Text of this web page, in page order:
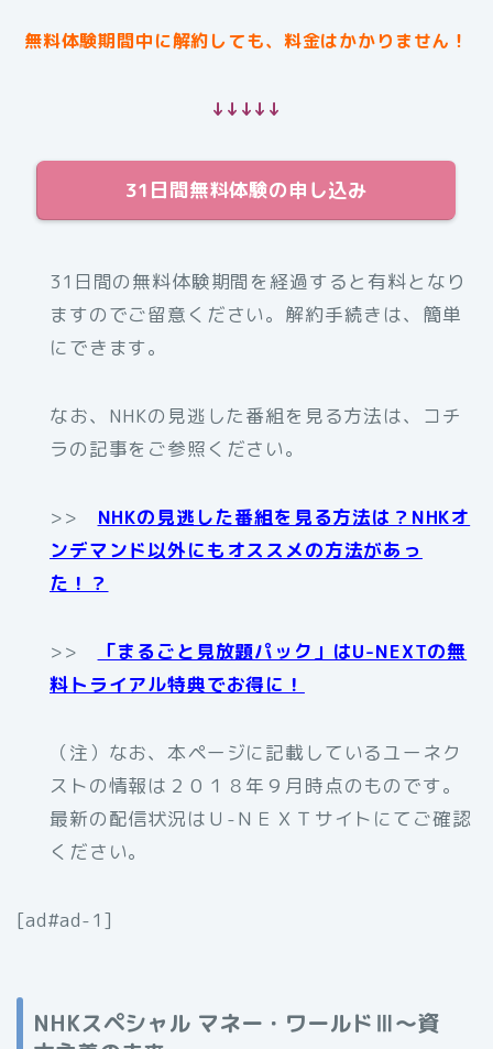
無料体験期間中に解約しても、料金はかかりません！
↓↓↓↓↓
31日間無料体験の申し込み
31日間の無料体験期間を経過すると有料となり
ますのでご留意ください。解約手続きは、簡単
にできます。
なお、NHKの見逃した番組を見る方法は、コチ
ラの記事をご参照ください。
>> NHKの見逃した番組を見る方法は？NHKオ
ンデマンド以外にもオススメの方法があっ
た！？
>>
「まるごと見放題パック」はU-NEXTの無
料トライアル特典でお得に！
（注）なお、本ページに記載しているユーネク
ストの情報は２０１８年９月時点のものです。
最新の配信状況はＵ-ＮＥＸＴサイトにてご確認
ください。
[ad#ad-1]
NHKスペシャル マネー・ワールドⅢ～資